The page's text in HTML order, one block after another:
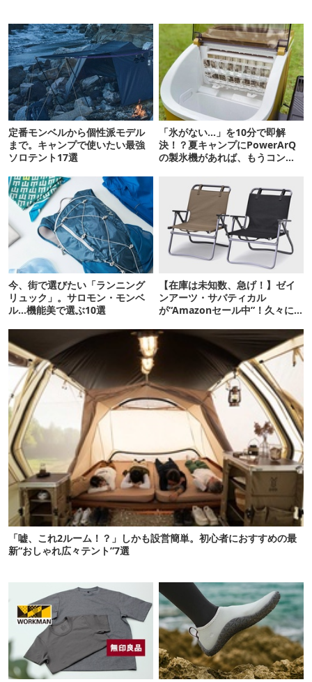
定番モンベルから個性派モデル
まで。キャンプで使いたい最強
ソロテント17選
「氷がない…」を10分で即解
決！？夏キャンプにPowerArQ
の製氷機があれば、もうコンビ
今、街で選びたい「ランニング
リュック」。サロモン・モンベ
ル…機能美で選ぶ10選
【在庫は未知数、急げ！】ゼイ
ンアーツ・サバティカル
が“Amazonセール中”！久々に
「嘘、これ2ルーム！？」しかも設営簡単。初心者におすすめの最
新“おしゃれ広々テント”7選